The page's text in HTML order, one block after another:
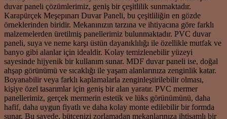
duvar paneli çözümlerimiz, geniş bir çeşitlilik sunmaktadır.
Karapürçek Meşepınarı Duvar Paneli, bu çeşitliliğin en gözde
örneklerinden biridir. Mekanınızın tarzına ve ihtiyacına göre farklı
malzemelerden üretilmiş panellerimiz bulunmaktadır. PVC duvar
paneli, suya ve neme karşı üstün dayanıklılığı ile özellikle mutfak ve
banyo gibi alanlar için idealdir. Kolay temizlenebilir yüzeyi
sayesinde hijyenik bir kullanım sunar. MDF duvar paneli ise, doğal
ahşap görünümü ve sıcaklığı ile yaşam alanlarınıza zenginlik katar.
Boyanabilir veya farklı kaplamalarla zenginleştirilebilir olması,
kişiye özel tasarımlar için geniş bir alan yaratır. PVC mermer
panellerimiz, gerçek mermerin estetik ve lüks görünümünü, daha
hafif, daha uygun fiyatlı ve daha kolay monte edilebilir bir formda
sunar. Bu sayede, bütçenizi zorlamadan mekanlarınıza ihtişamlı bir